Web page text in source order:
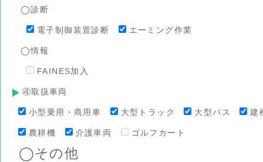
◯診断
電子制御装置診断 エーミング作業
◯情報
FAINES加入
④取扱車両
小型乗用・商用車 大型トラック 大型バス 建
農耕機 介護車両 ゴルフカート
◯その他